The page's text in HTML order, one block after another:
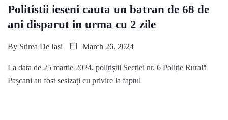
Politistii ieseni cauta un batran de 68 de
ani disparut in urma cu 2 zile
By Stirea De Iasi March 26, 2024
La data de 25 martie 2024, polițiștii Secției nr. 6 Poliție Rurală
Pașcani au fost sesizați cu privire la faptul